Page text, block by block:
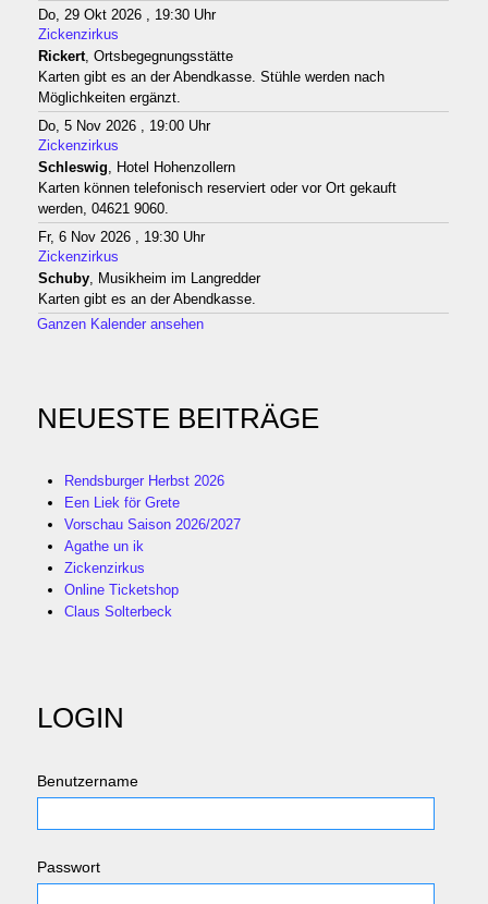
Do, 29 Okt 2026 , 19:30 Uhr
Zickenzirkus
Rickert, Ortsbegegnungsstätte
Karten gibt es an der Abendkasse. Stühle werden nach
Möglichkeiten ergänzt.
Do, 5 Nov 2026 , 19:00 Uhr
Zickenzirkus
Schleswig, Hotel Hohenzollern
Karten können telefonisch reserviert oder vor Ort gekauft
werden, 04621 9060.
Fr, 6 Nov 2026 , 19:30 Uhr
Zickenzirkus
Schuby, Musikheim im Langredder
Karten gibt es an der Abendkasse.
Ganzen Kalender ansehen
NEUESTE BEITRÄGE
Rendsburger Herbst 2026
Een Liek för Grete
Vorschau Saison 2026/2027
Agathe un ik
Zickenzirkus
Online Ticketshop
Claus Solterbeck
LOGIN
Benutzername
Passwort